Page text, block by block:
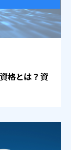
格とは？資